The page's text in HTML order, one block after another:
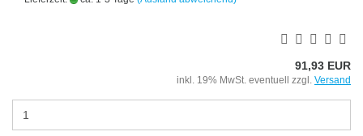
91,93 EUR
inkl. 19% MwSt. eventuell zzgl. Versand